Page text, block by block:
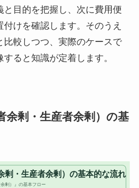
と目的を把握し、次に費用便
けを確認します。そのうえ
比較しつつ、実際のケースで
ると知識が定着します。
余剰・生産者余剰）の基